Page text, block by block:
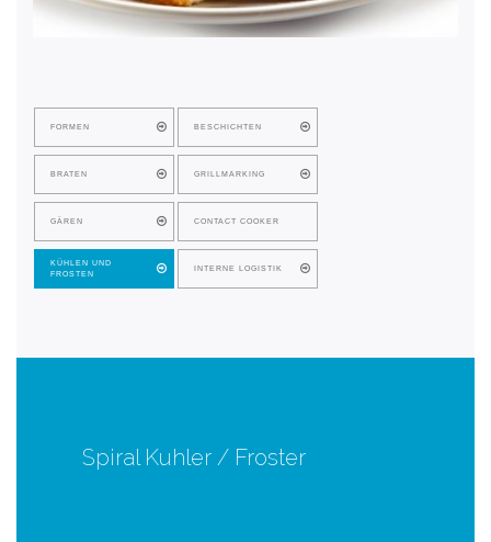
FORMEN BESCHICHTEN
BRATEN GRILLMARKING
GÄREN CONTACT COOKER
KÜHLEN UND
FROSTEN
INTERNE LOGISTIK
Spiral Kuhler / Froster